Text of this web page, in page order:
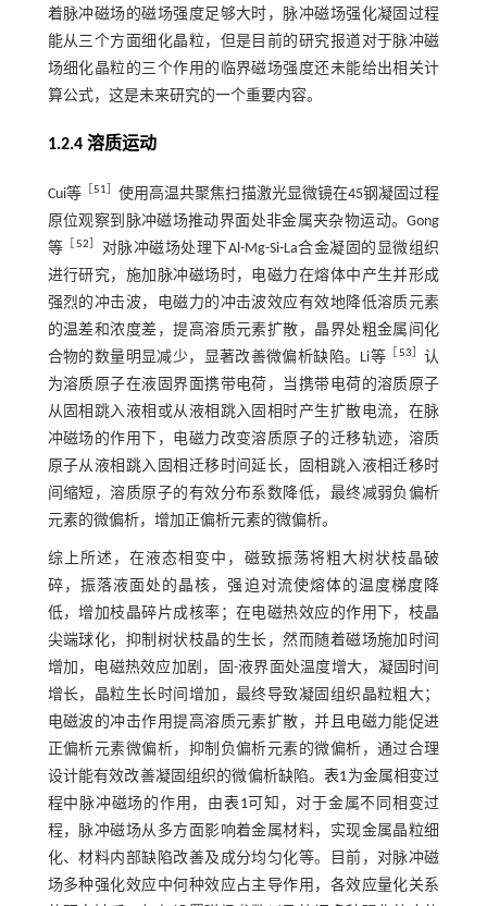
着脉冲磁场的磁场强度足够大时，脉冲磁场强化凝固过程
能从三个方面细化晶粒，但是目前的研究报道对于脉冲磁
场细化晶粒的三个作用的临界磁场强度还未能给出相关计
算公式，这是未来研究的一个重要内容。
1.2.4 溶质运动
Cui等［ 51
使用高温共聚焦扫描激光显微镜在45钢凝固过程
原位观察到脉冲磁场推动界面处非金属夹杂物运动。Gong
等
52
对脉冲磁场处理下Al-Mg-Si-La合金凝固的显微组织
进行研究，施加脉冲磁场时，电磁力在熔体中产生并形成
强烈的冲击波，电磁力的冲击波效应有效地降低溶质元素
的温差和浓度差，提高溶质元素扩散，晶界处粗金属间化
合物的数量明显减少，显著改善微偏析缺陷。Li等
53 ］认
为溶质原子在液固界面携带电荷，当携带电荷的溶质原子
从固相跳入液相或从液相跳入固相时产生扩散电流，在脉
冲磁场的作用下，电磁力改变溶质原子的迁移轨迹，溶质
原子从液相跳入固相迁移时间延长，固相跳入液相迁移时
间缩短，溶质原子的有效分布系数降低，最终减弱负偏析
元素的微偏析，增加正偏析元素的微偏析。
综上所述，在液态相变中，磁致振荡将粗大树状枝晶破
碎，振落液面处的晶核，强迫对流使熔体的温度梯度降
低，增加枝晶碎片成核率；在电磁热效应的作用下，枝晶
尖端球化，抑制树状枝晶的生长，然而随着磁场施加时间
增加，电磁热效应加剧，固-液界面处温度增大，凝固时间
增长，晶粒生长时间增加，最终导致凝固组织晶粒粗大；
电磁波的冲击作用提高溶质元素扩散，并且电磁力能促进
正偏析元素微偏析，抑制负偏析元素的微偏析，通过合理
设计能有效改善凝固组织的微偏析缺陷。表1为金属相变过
程中脉冲磁场的作用，由 表1可知，对于金属不同相变过
程，脉冲磁场从多方面影响着金属材料，实现金属晶粒细
化、材料内部缺陷改善及成分均匀化等。目前，对脉冲磁
场多种强化效应中何种效应占主导作用，各效应量化关系